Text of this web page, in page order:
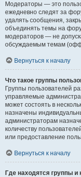
Модераторы — это
ежедневно следят за
удалять сообщения,
объединять темы на
модераторов — не
обсуждаемым темам
Вернуться к началу
Что такое группы
Группы пользователей
управляемые
может состоять в
назначены
администраторам
количеству
или предоставление
Вернуться к началу
Где находятся группы и